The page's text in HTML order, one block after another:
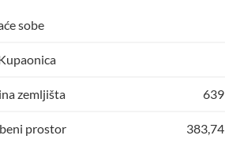
sobe
zemljišta 639
prostor 383,74